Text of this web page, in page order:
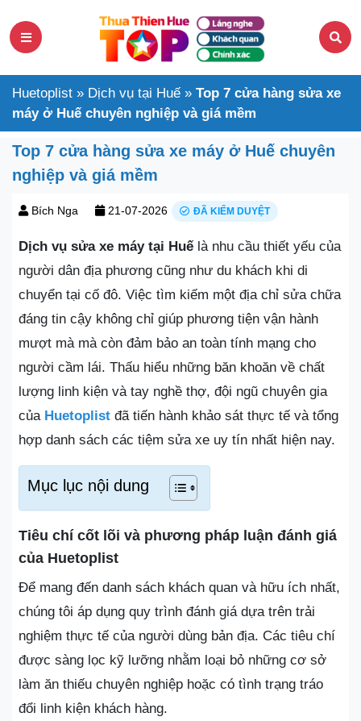
Huetoplist » Dịch vụ tại Huế » Top 7 cửa hàng sửa xe
máy ở Huế chuyên nghiệp và giá mềm
Top 7 cửa hàng sửa xe máy ở Huế chuyên
nghiệp và giá mềm
Bích Nga 21-07-2026 ĐÃ KIỂM DUYỆT
Dịch vụ sửa xe máy tại Huếlà nhu cầu thiết yếu của
người dân địa phương cũng như du khách khi di
chuyển tại cố đô. Việc tìm kiếm một địa chỉ sửa chữa
đáng tin cậy không chỉ giúp phương tiện vận hành
mượt mà mà còn đảm bảo an toàn tính mạng cho
người cầm lái. Thấu hiểu những băn khoăn về chất
lượng linh kiện và tay nghề thợ, đội ngũ chuyên gia
của Huetoplist đã tiến hành khảo sát thực tế và tổng
hợp danh sách các tiệm sửa xe uy tín nhất hiện nay.
Mục lục nội dung
Tiêu chí cốt lõi và phương pháp luận đánh giá
của Huetoplist
Để mang đến danh sách khách quan và hữu ích nhất,
chúng tôi áp dụng quy trình đánh giá dựa trên trải
nghiệm thực tế của người dùng bản địa. Các tiêu chí
được sàng lọc kỹ lưỡng nhằm loại bỏ những cơ sở
làm ăn thiếu chuyên nghiệp hoặc có tình trạng tráo
đổi linh kiện khách hàng.